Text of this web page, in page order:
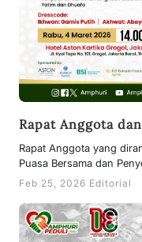
Rapat Anggota
Rapat Anggota yang
Puasa Bersama dan
Feb 25, 2026 Editorial